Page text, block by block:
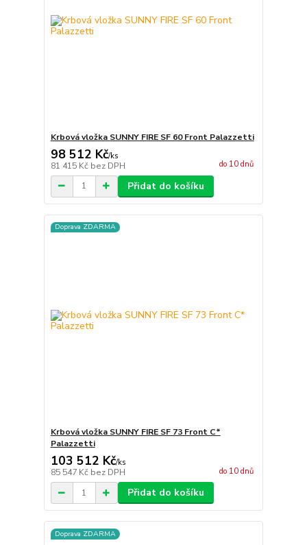
Krbová vložka SUNNY FIRE SF 60 Front Palazzetti
98 512 Kč/ks
81 415 Kč bez DPH do 10 dnů
Přidat do košíku
Doprava ZDARMA
Krbová vložka SUNNY FIRE SF 73 Front C*
Palazzetti
103 512 Kč/ks
85 547 Kč bez DPH do 10 dnů
Přidat do košíku
Doprava ZDARMA